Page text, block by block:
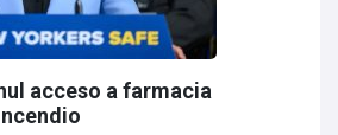
acceso a farmacia